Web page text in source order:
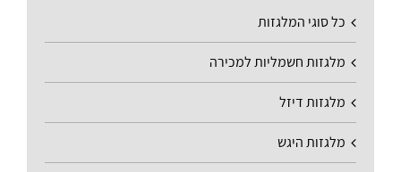
כל סוגי המלגזות
מלגזות חשמליות למכירה
מלגזות דיזל
מלגזות היגש